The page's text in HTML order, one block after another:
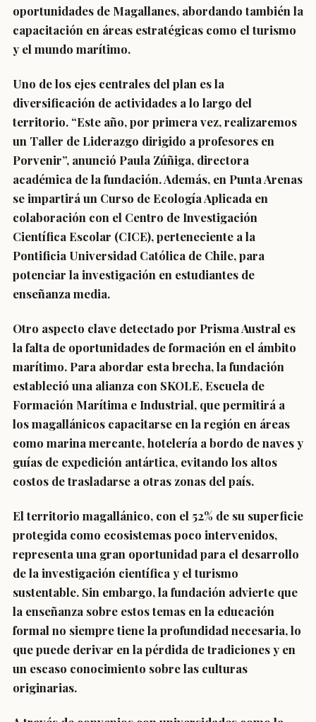
oportunidades de Magallanes, abordando también la
capacitación en áreas estratégicas como el turismo
y el mundo marítimo.
Uno de los ejes centrales del plan es la
diversificación de actividades a lo largo del
territorio. “Este año, por primera vez, realizaremos
un Taller de Liderazgo dirigido a profesores en
Porvenir”, anunció Paula Zúñiga, directora
académica de la fundación. Además, en Punta Arenas
se impartirá un Curso de Ecología Aplicada en
colaboración con el Centro de Investigación
Científica Escolar (CICE), perteneciente a la
Pontificia Universidad Católica de Chile, para
potenciar la investigación en estudiantes de
enseñanza media.
Otro aspecto clave detectado por Prisma Austral es
la falta de oportunidades de formación en el ámbito
marítimo. Para abordar esta brecha, la fundación
estableció una alianza con SKOLE, Escuela de
Formación Marítima e Industrial, que permitirá a
los magallánicos capacitarse en la región en áreas
como marina mercante, hotelería a bordo de naves y
guías de expedición antártica, evitando los altos
costos de trasladarse a otras zonas del país.
El territorio magallánico, con el 52% de su superficie
protegida como ecosistemas poco intervenidos,
representa una gran oportunidad para el desarrollo
de la investigación científica y el turismo
sustentable. Sin embargo, la fundación advierte que
la enseñanza sobre estos temas en la educación
formal no siempre tiene la profundidad necesaria, lo
que puede derivar en la pérdida de tradiciones y en
un escaso conocimiento sobre las culturas
originarias.